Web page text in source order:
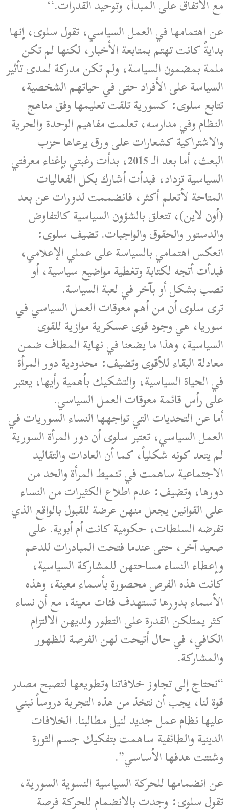
مع الاتفاق على المبدأ، وتوحيد القدرات.‘‘
عن اهتمامها في العمل السياسي، تقول سلوى، إنها
بدايةً كانت تهتم بمتابعة الأخبار، لكنها لم تكن
ملمة بمضمون السياسة، ولم تكن مدركة لمدى تأثير
السياسة على الأفراد حتى في حياتهم الشخصية،
تتابع سلوى: كسورية تلقت تعليمها وفق مناهج
النظام وفي مدارسه، تعلمت مفاهيم الوحدة والحرية
والاشتراكية كشعارات على ورق يرعاها حزب
البعث، أما بعد الـ 2015، بدأت رغبتي بإغناء معرفتي
السياسية تزداد، فبدأت أشارك بكل الفعاليات
المتاحة لأتعلم أكثر، فانضممت لدورات عن بعد
(أون لاين)، تتعلق بالشؤون السياسية كالتفاوض
والدستور والحقوق والواجبات. تضيف سلوى:
انعكس اهتمامي بالسياسة على عملي الإعلامي،
فبدأت أتجه لكتابة وتغطية مواضيع سياسية، أو
تصب بشكل أو بآخر في لعبة السياسة.
ترى سلوى أن من أهم معوقات العمل السياسي في
سوريا، هي وجود قوى عسكرية موازية للقوى
السياسية، وهذا ما يضعنا في نهاية المطاف ضمن
معادلة البقاء للأقوى وتضيف: محدودية دور المرأة
في الحياة السياسية، والتشكيك بأهمية رأيها، يعتبر
على رأس قائمة معوقات العمل السياسي.
أما عن التحديات التي تواجهها النساء السوريات في
العمل السياسي، تعتبر سلوى أن دور المرأة السورية
لم يتعد كونه شكلياً، كما أن العادات والتقاليد
الاجتماعية ساهمت في تنميط المرأة والحد من
دورها، وتضيف: عدم اطلاع الكثيرات من النساء
على القوانين يجعل منهن عرضة للقبول بالواقع الذي
تفرضه السلطات، حكومية كانت أم أبوية. على
صعيد آخر، حتى عندما فتحت المبادرات للدعم
وإعطاء النساء مساحتهن للمشاركة السياسية،
كانت هذه الفرص محصورة بأسماء معينة، وهذه
الأسماء بدورها تستهدف فئات معينة، مع أن نساء
كثر يمتلكن القدرة على التطور ولديهن الالتزام
الكافي، في حال أتيحت لهن الفرصة للظهور
والمشاركة.
“نحتاج إلى تجاوز خلافاتنا وتطويعها لتصبح مصدر
قوة لنا، يجب أن نتخذ من هذه التجربة دروساً نبني
عليها نظام عمل جديد لنيل مطالبنا. الخلافات
الدينية والطائفية ساهمت بتفكيك جسم الثورة
وشتتت هدفها الأساسي”.
عن انضمامها للحركة السياسية النسوية السورية،
تقول سلوى: وجدت بالانضمام للحركة فرصة